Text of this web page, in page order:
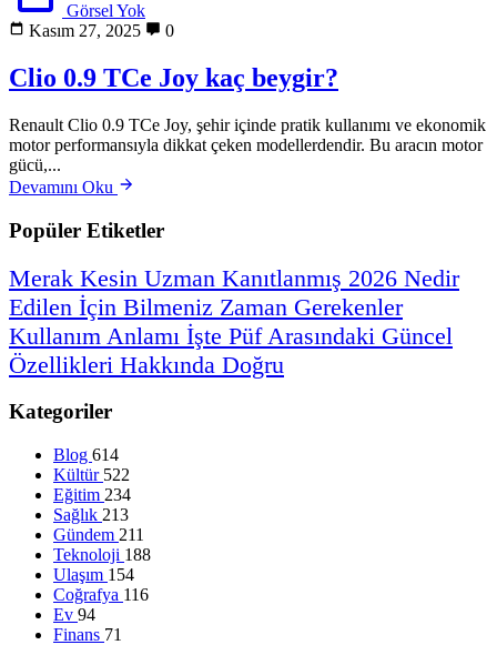
Görsel Yok
Kasım 27, 2025
0
Clio 0.9 TCe Joy kaç beygir?
Renault Clio 0.9 TCe Joy, şehir içinde pratik kullanımı ve ekonomik
motor performansıyla dikkat çeken modellerdendir. Bu aracın motor
gücü,...
Devamını Oku
Popüler Etiketler
Merak Kesin Uzman Kanıtlanmış 2026 Nedir
Edilen İçin Bilmeniz Zaman Gerekenler
Kullanım Anlamı İşte Püf Arasındaki Güncel
Özellikleri Hakkında Doğru
Kategoriler
Blog 614
Kültür 522
Eğitim 234
Sağlık 213
Gündem 211
Teknoloji 188
Ulaşım 154
Coğrafya 116
Ev 94
Finans 71